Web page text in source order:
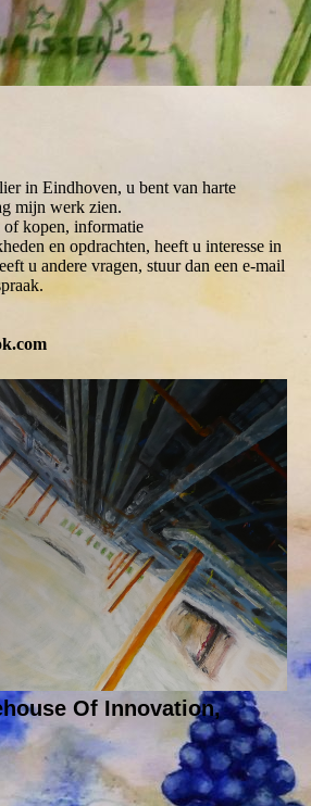
in Eindhoven, u bent van harte
mijn werk zien.
kopen, informatie
en opdrachten, heeft u interesse in
u andere vragen, stuur dan een e-mail
Of Innovation,